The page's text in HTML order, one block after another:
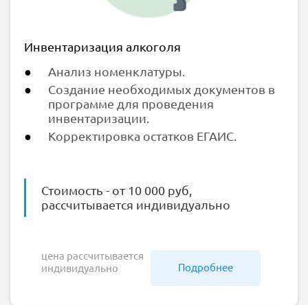
Инвентаризация алкоголя
Анализ номенклатуры.
Создание необходимых документов в
программе для проведения
инвентаризации.
Корректировка остатков ЕГАИС.
Стоимость - от 10 000 руб,
рассчитывается индивидуально
цена рассчитывается
индивидуально
Подробнее